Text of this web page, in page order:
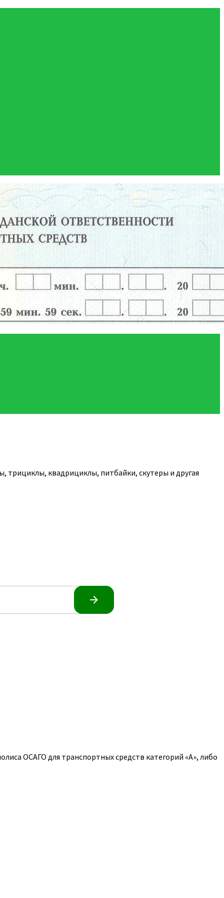
трициклы, квадрициклы, питбайки, скутеры и другая
ОСАГО для транспортных средств категорий «A», либо